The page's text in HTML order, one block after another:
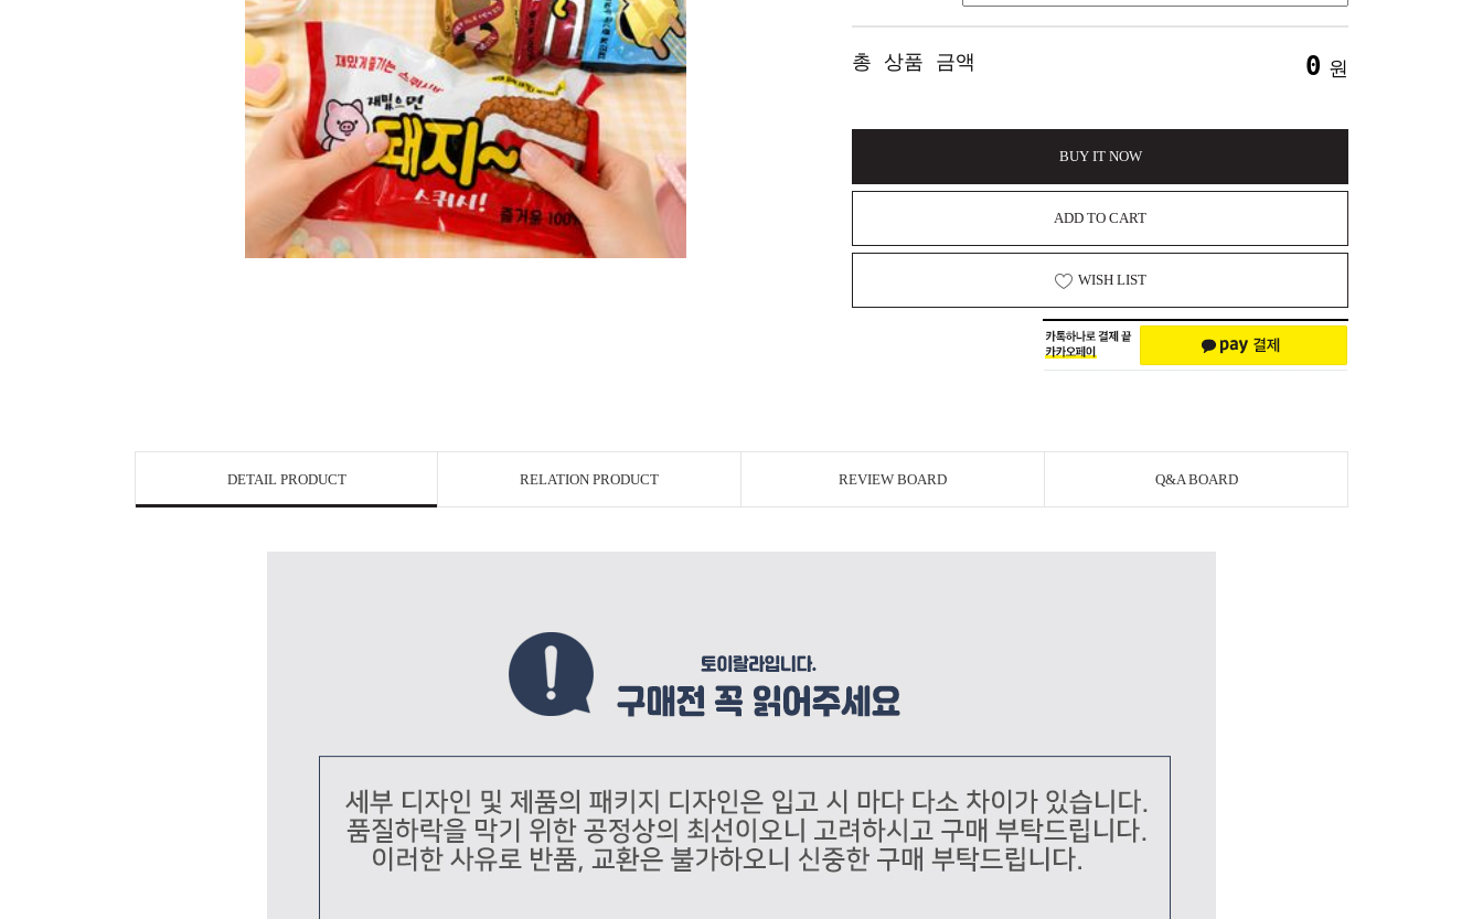
총 상품 금액 0 원
BUY IT NOW
ADD TO CART
WISH LIST
DETAIL PRODUCT RELATION PRODUCT REVIEW BOARD Q&A BOARD